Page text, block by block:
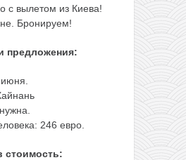
с вылетом из Киева!
Бронируем!
предложения:
246 евро.
стоимость: